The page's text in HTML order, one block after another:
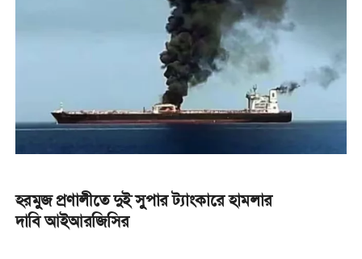
হরমুজ প্রণালীতে দুই সুপার ট্যাংকারে হামলার
দাবি আইআরজিসির